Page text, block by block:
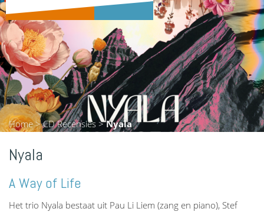
Home>CD Recensies >Nyala
Nyala
A Way of Life
Het trio Nyala bestaat uit Pau Li Liem (zang en piano), Stef